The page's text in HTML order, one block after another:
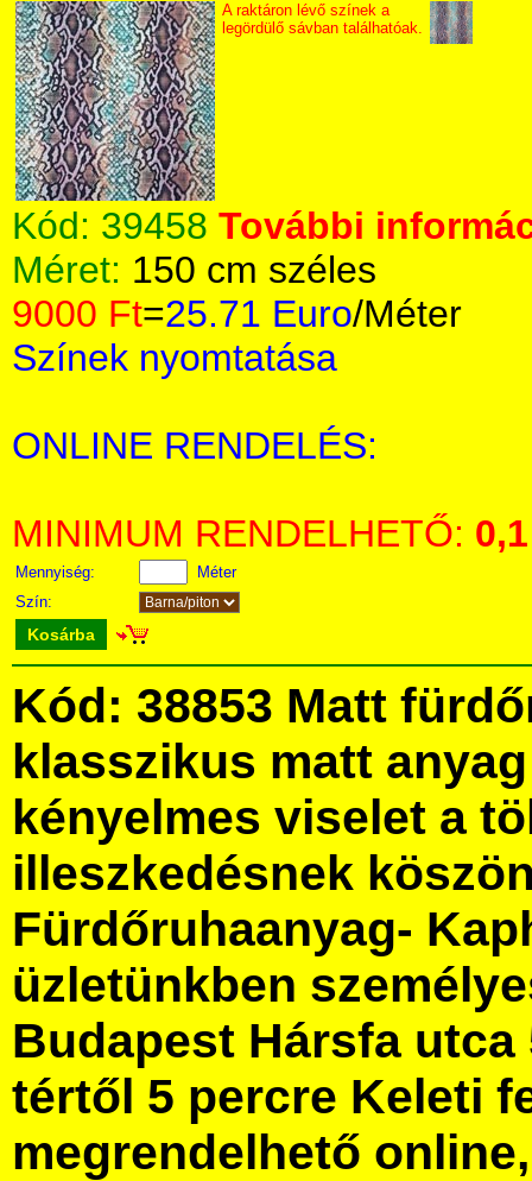
A raktáron lévő színek a
legördülő sávban találhatóak.
Kód: 39458 További
Méret: 150 cm széles
9000 Ft=25.71 Euro/Méter
Színek nyomtatása
ONLINE RENDELÉS:
MINIMUM RENDELHETŐ: 0,1
Mennyiség:
Méter
Szín:
Kosárba
Kód: 38853 Matt
klasszikus matt
kényelmes viselet a
illeszkedésnek
Fürdőruhaanyag-
üzletünkben
Budapest Hársfa utca
tértől 5 percre Keleti
megrendelhető